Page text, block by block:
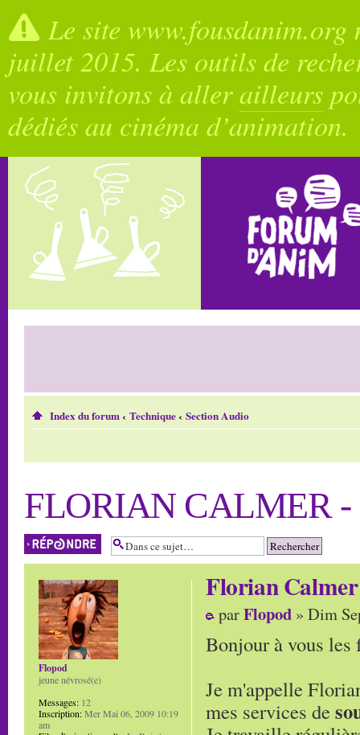
Le site
juillet 2015. Les outils de
vous invitons à allerailleurs
dédiés au cinéma d’animation.
Index du forum‹ Technique‹ Section Audio
FLORIAN CALMER -
Répondre
Florian
parFlopod » Dim
Bonjour à vous les
Je m'appelle
mes services de
Flopod
jeune névrosé(e)
Messages: 12
Inscription:Mer Mai 06, 2009 10:19
am